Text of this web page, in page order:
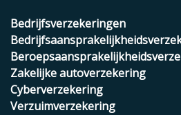
Bedrijfsverzekeringen
Zakelijke autoverzekering
Cyberverzekering
Verzuimverzekering